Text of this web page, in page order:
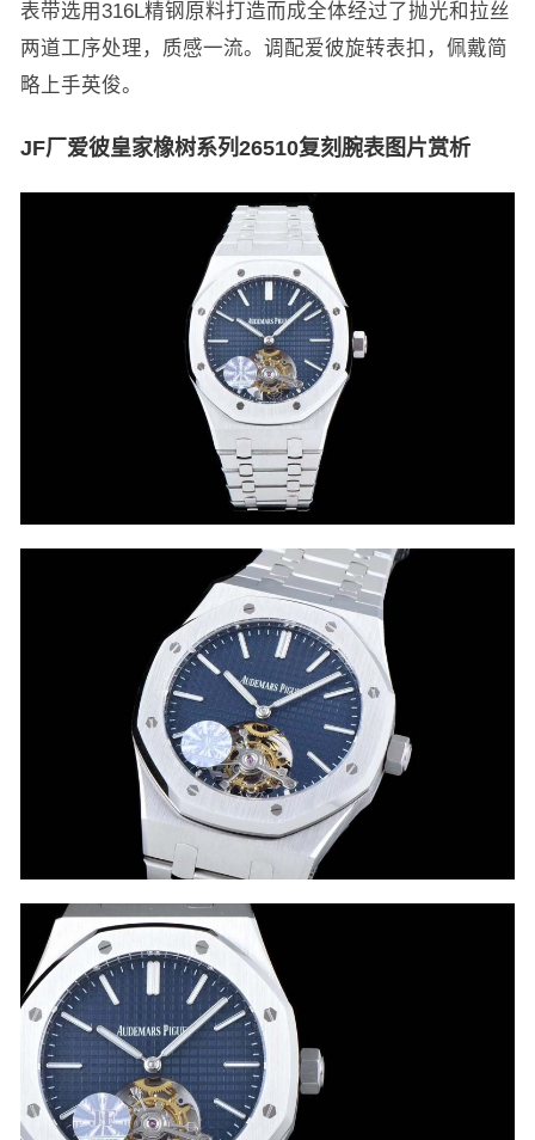
表带选用316L精钢原料打造而成全体经过了抛光和拉丝
两道工序处理，质感一流。调配爱彼旋转表扣，佩戴简
略上手英俊。
JF厂爱彼皇家橡树系列26510复刻腕表图片赏析